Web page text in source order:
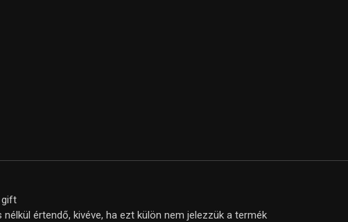
gift
értendő, kivéve, ha ezt külön nem jelezzük a termék